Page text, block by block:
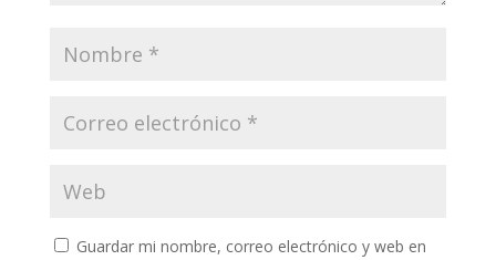
Guardar mi nombre, correo electrónico y web en